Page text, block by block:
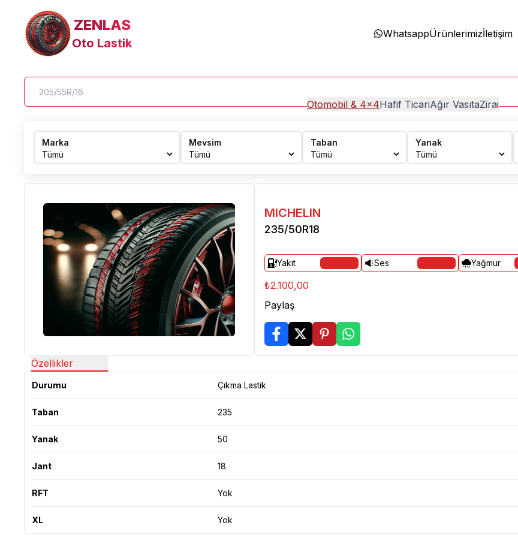
ZENLAS
Oto Lastik
WhatsappÜrünlerimizİletişim
Otomobil & 4x4Hafif TicariAğır VasıtaZirai
Marka Mevsim Taban Yanak
MICHELIN
235/50R18
Yakıt Ses Yağmur
₺2.100,00
Paylaş
Özellikler
Durumu Çıkma Lastik
Taban 235
Yanak 50
Jant 18
RFT Yok
XL Yok